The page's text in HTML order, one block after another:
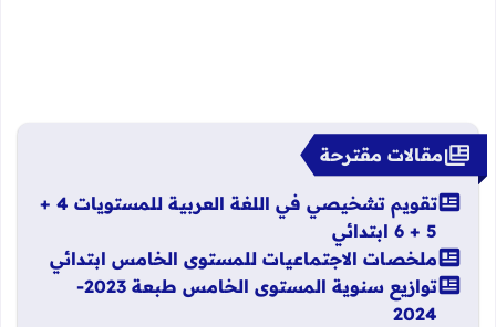
مقالات مقترحة
تقويم تشخيصي في اللغة العربية للمستويات 4 +
5 + 6 ابتدائي
ملخصات الاجتماعيات للمستوى الخامس ابتدائي
توازيع سنوية المستوى الخامس طبعة 2023-
2024